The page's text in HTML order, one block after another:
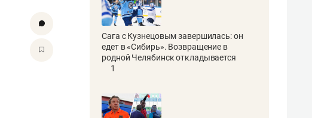
Сага с Кузнецовым завершилась: он
едет в «Сибирь». Возвращение в
родной Челябинск откладывается
1